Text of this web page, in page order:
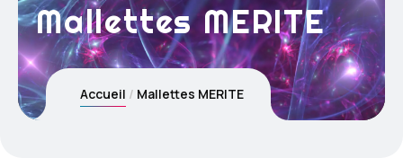
Mallettes MERITE
Accueil Mallettes MERITE